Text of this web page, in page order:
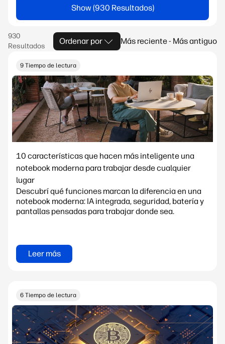
Show
Ordenar por Más reciente - Más antiguo
9 Tiempo de lectura
10 características que hacen más inteligente una
notebook moderna para trabajar desde cualquier
lugar
Descubrí qué funciones marcan la diferencia en una
notebook moderna: IA integrada, seguridad, batería y
pantallas pensadas para trabajar donde sea.
Leer más
6 Tiempo de lectura